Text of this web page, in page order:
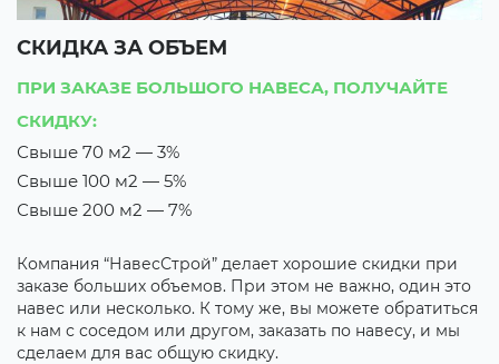
СКИДКА ЗА ОБЪЕМ
ПРИ ЗАКАЗЕ БОЛЬШОГО НАВЕСА, ПОЛУЧАЙТЕ
СКИДКУ:
Свыше 70 м2 — 3%
Свыше 100 м2 — 5%
Свыше 200 м2 — 7%
Компания “НавесСтрой” делает хорошие скидки при
заказе больших объемов. При этом не важно, один это
навес или несколько. К тому же, вы можете обратиться
к нам с соседом или другом, заказать по навесу, и мы
сделаем для вас общую скидку.